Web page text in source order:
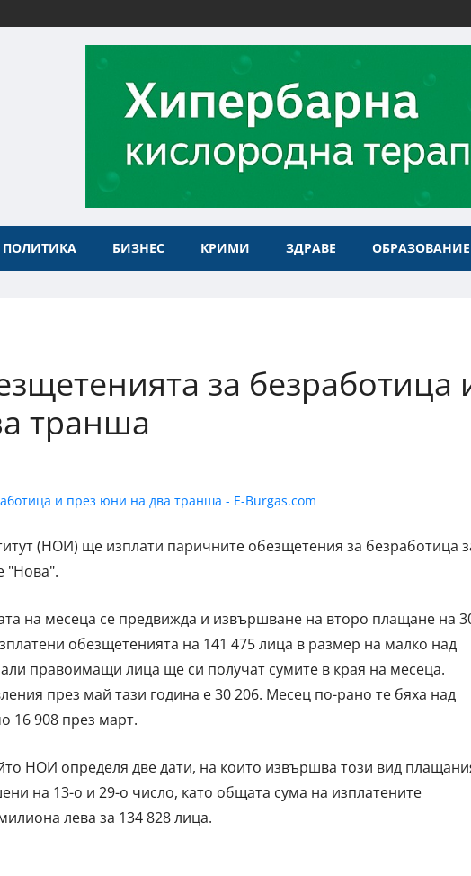
ПОЛИТИКА БИЗНЕС КРИМИ ЗДРАВЕ ОБРАЗОВАНИЕ
за безработица
транша
(НОИ) ще изплати паричните обезщетения за безработица
"Нова".
на месеца се предвижда и извършване на второ плащане на
обезщетенията на 141 475 лица в размер на малко над
правоимащи лица ще си получат сумите в края на месеца.
през май тази година е 30 206. Месец по-рано те бяха над
16 908 през март.
НОИ определя две дати, на които извършва този вид
на 13-о и 29-о число, като общата сума на изплатените
лева за 134 828 лица.